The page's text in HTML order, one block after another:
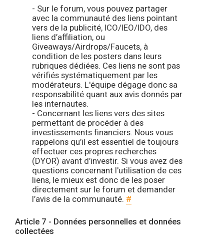
- Sur le forum, vous pouvez partager
avec la communauté des liens pointant
vers de la publicité, ICO/IEO/IDO, des
liens d’affiliation, ou
Giveaways/Airdrops/Faucets, à
condition de les posters dans leurs
rubriques dédiées. Ces liens ne sont pas
vérifiés systématiquement par les
modérateurs. L'équipe dégage donc sa
responsabilité quant aux avis donnés par
les internautes.
- Concernant les liens vers des sites
permettant de procéder à des
investissements financiers. Nous vous
rappelons qu’il est essentiel de toujours
effectuer ces propres recherches
(DYOR) avant d’investir. Si vous avez des
questions concernant l'utilisation de ces
liens, le mieux est donc de les poser
directement sur le forum et demander
l’avis de la communauté. #
Article 7 - Données personnelles et données
collectées